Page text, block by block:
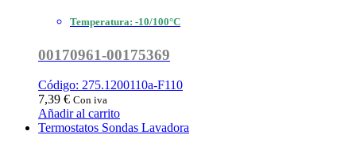
Temperatura: -10/100°C
00170961-00175369
Código: 275.1200110a-F110
7,39 € Con iva
Añadir al carrito
Termostatos Sondas Lavadora